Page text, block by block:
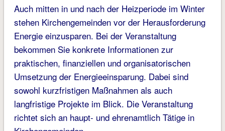
Auch mitten in und nach der Heizperiode im Winter
stehen Kirchengemeinden vor der Herausforderung
Energie einzusparen. Bei der Veranstaltung
bekommen Sie konkrete Informationen zur
praktischen, finanziellen und organisatorischen
Umsetzung der Energieeinsparung. Dabei sind
sowohl kurzfristigen Maßnahmen als auch
langfristige Projekte im Blick. Die Veranstaltung
richtet sich an haupt- und ehrenamtlich Tätige in